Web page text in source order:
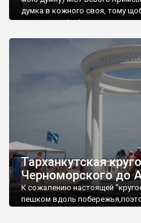
думка в кожного своя, тому
запрошую відвідати це
Тарханкутская
Черноморского до
К сожалению настоящей
пешком вдоль